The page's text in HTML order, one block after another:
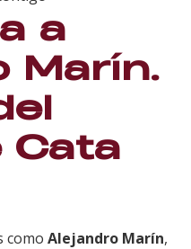
a
Marín.
Cata
como Alejandro Marín,